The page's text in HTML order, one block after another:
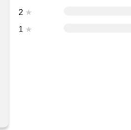
2 ★
1 ★